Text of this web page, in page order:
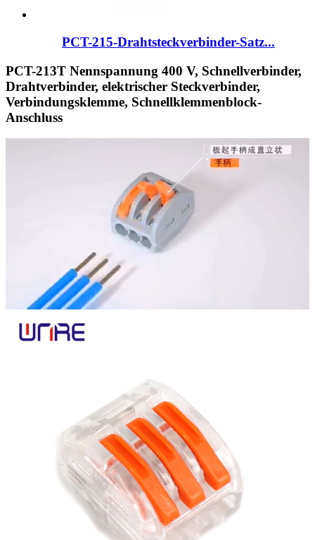
PCT-215-Drahtsteckverbinder-Satz...
PCT-213T Nennspannung 400 V, Schnellverbinder,
Drahtverbinder, elektrischer Steckverbinder,
Verbindungsklemme, Schnellklemmenblock-
Anschluss